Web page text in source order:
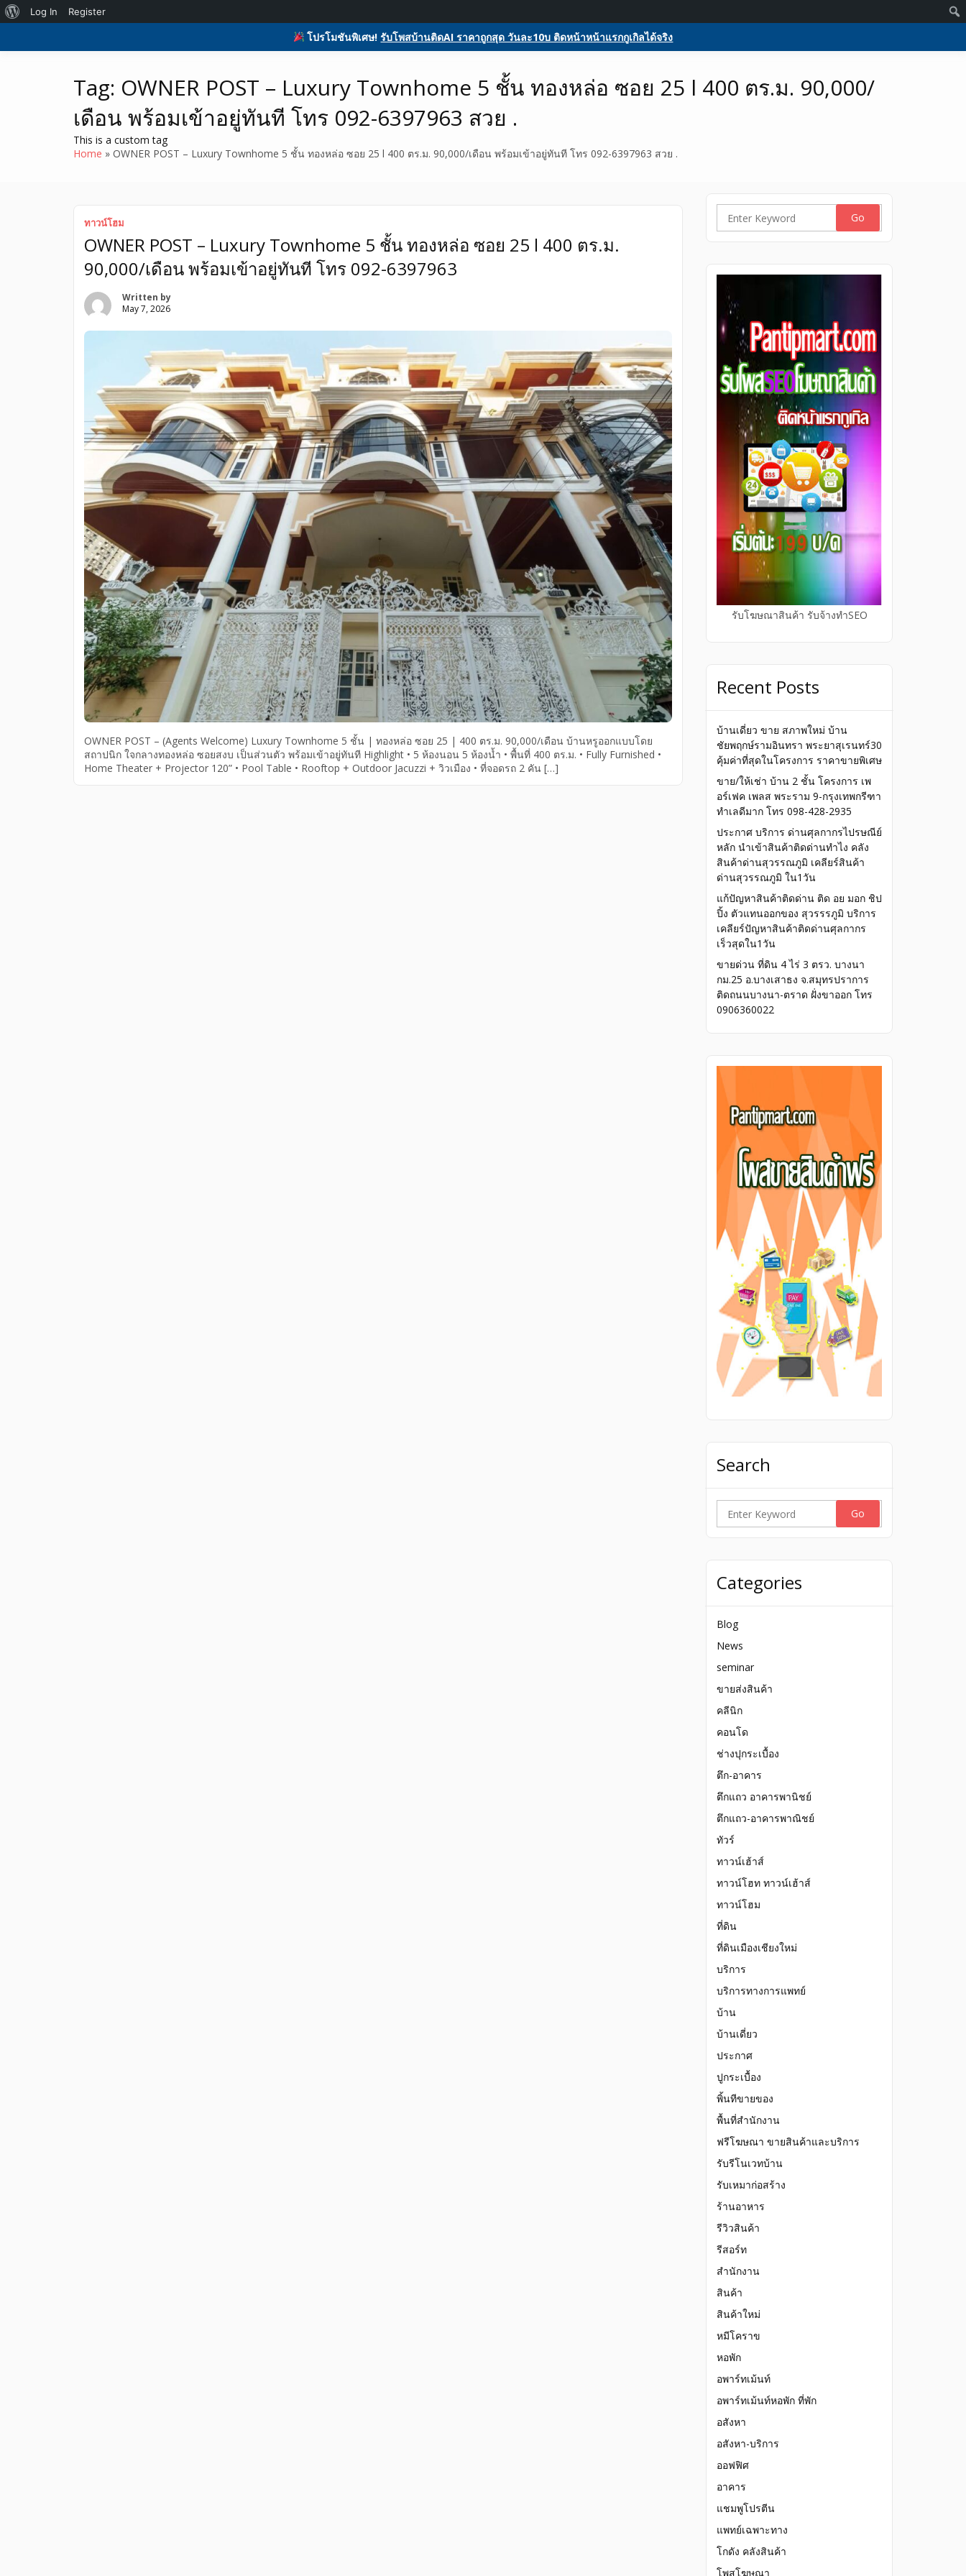
โปรโมชันพิเศษ!รับโพสบ้านติดAI ราคาถูกสุด วันละ10บ ติดหน้าหน้าแรกกูเกิลได้จริง
Skip
to
รับโพสต์เว็บ ติดAI ตลาดซื้อขาย SEO ติดหน้าแรกกูเกิล ฟรีประกาศขายบ้าน
ที่ดิน อสังหา ของมือสอง รถยนต์ สินค้าและบริการ
รับโพสต์เว็บบอร์ด ติดAI ตลาดซื้อขาย ฟรีประกาศ ติดgooglesหน้า1ฟรีโฆษณาสินค้า บ้านและที่ดิน รถยนต์ของมือสอง ซื้อขายให้เช่า บริการ
Home ลงประกาศฟรี รับโพสต์โฆษณาสินค้า Register Activity Members Activate Log in Register
Tag: OWNER POST – Luxury Townhome 5 ชั้น ทองหล่อ ซอย 25 l 400 ตร.ม. 90,000/
เดือน พร้อมเข้าอยู่ทันที โทร 092-6397963 สวย .
This is a custom tag
Home
OWNER POST – Luxury Townhome 5 ชั้น ทองหล่อ ซอย 25 l 400 ตร.ม. 90,000/เดือน พร้อมเข้าอยู่ทันที โทร 092-6397963 สวย .
ทาวน์โฮม
OWNER POST – Luxury Townhome 5 ชั้น ทองหล่อ ซอย 25 l 400 ตร.ม.
90,000/เดือน พร้อมเข้าอยู่ทันที โทร 092-6397963
Written by
May 7, 2026
OWNER POST – (Agents Welcome) Luxury Townhome 5 ชั้น | ทองหล่อ ซอย 25 | 400 ตร.ม. 90,000/เดือน บ้านหรูออกแบบโดย
สถาปนิก ใจกลางทองหล่อ ซอยสงบ เป็นส่วนตัว พร้อมเข้าอยู่ทันที Highlight • 5 ห้องนอน 5 ห้องน้ำ • พื้นที่ 400 ตร.ม. • Fully Furnished •
Home Theater + Projector 120” • Pool Table • Rooftop + Outdoor Jacuzzi + วิวเมือง • ที่จอดรถ 2 คัน […]
Search
รับโฆษณาสินค้า รับจ้างทำSEO
Recent Posts
บ้านเดี่ยว ขาย สภาพใหม่ บ้าน
ชัยพฤกษ์รามอินทรา พระยาสุเรนทร์30
คุ้มค่าที่สุดในโครงการ ราคาขายพิเศษ
ขาย/ให้เช่า บ้าน 2 ชั้น โครงการ เพ
อร์เฟค เพลส พระราม 9-กรุงเทพกรีฑา
ทำเลดีมาก โทร 098-428-2935
ประกาศ บริการ ด่านศุลกากรไปรษณีย์
หลัก นำเข้าสินค้าติดด่านทำไง คลัง
สินค้าด่านสุวรรณภูมิ เคลียร์สินค้า
ด่านสุวรรณภูมิ ใน1วัน
แก้ปัญหาสินค้าติดด่าน ติด อย มอก ชิป
ปิ้ง ตัวแทนออกของ สุวรรรภูมิ บริการ
เคลียร์ปัญหาสินค้าติดด่านศุลกากร
เร็วสุดใน1วัน
ขายด่วน ที่ดิน 4 ไร่ 3 ตรว. บางนา
กม.25 อ.บางเสาธง จ.สมุทรปราการ
ติดถนนบางนา-ตราด ฝั่งขาออก โทร
0906360022
Search
Search
Categories
Blog
News
seminar
ขายส่งสินค้า
คลีนิก
คอนโด
ช่างปุกระเบื้อง
ตึก-อาคาร
ตึกแถว อาคารพานิชย์
ตึกแถว-อาคารพาณิชย์
ทัวร์
ทาวน์เฮ้าส์
ทาวน์โฮท ทาวน์เฮ้าส์
ทาวน์โฮม
ที่ดิน
ที่ดินเมืองเชียงใหม่
บริการ
บริการทางการแพทย์
บ้าน
บ้านเดี่ยว
ประกาศ
ปูกระเบื้อง
พิ้นทีขายของ
พื้นที่สำนักงาน
ฟรีโฆษณา ขายสินค้าและบริการ
รับรีโนเวทบ้าน
รับเหมาก่อสร้าง
ร้านอาหาร
รีวิวสินค้า
รีสอร์ท
สำนักงาน
สินค้า
สินค้าใหม่
หมีโคราข
หอพัก
อพาร์ทเม้นท์
อพาร์ทเม้นท์หอพัก ที่พัก
อสังหา
อสังหา-บริการ
ออฟฟิศ
อาคาร
แชมพูโปรตีน
แพทย์เฉพาะทาง
โกดัง คลังสินค้า
โพสโฆษณา
About
Log In Register